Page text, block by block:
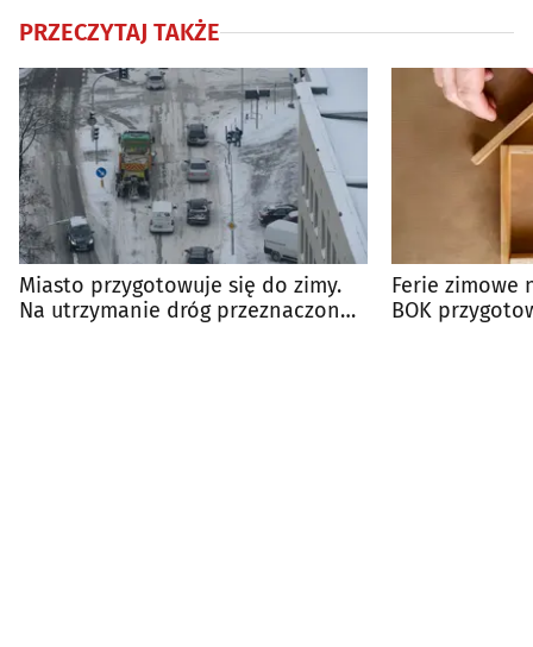
PRZECZYTAJ TAKŻE
Miasto przygotowuje się do zimy.
Na utrzymanie dróg przeznaczono
Ferie zimowe
BOK